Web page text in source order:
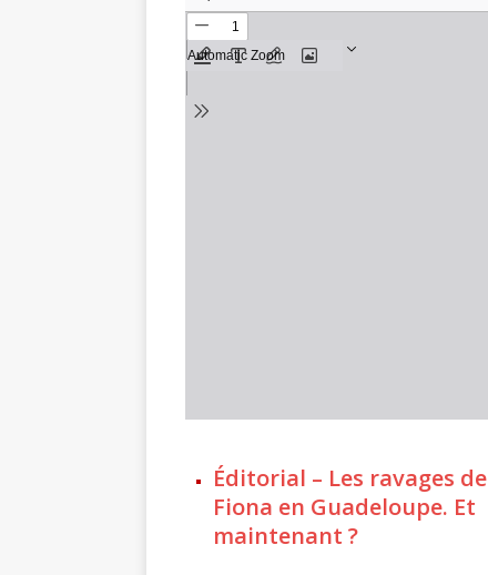
Éditorial – Les ravages de
Fiona en Guadeloupe. Et
maintenant ?